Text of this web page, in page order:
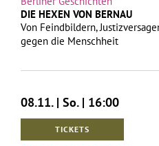
DIE HEXEN VON BERNAU
Von Feindbildern,
gegen die Menschheit
08.11. | So. | 16:00
TICKETS